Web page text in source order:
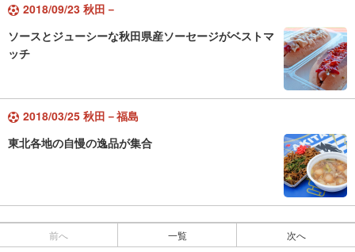
2018/09/23 秋田－
ソースとジューシーな秋田県産ソーセージがベストマ
ッチ
2018/03/25 秋田－福島
東北各地の自慢の逸品が集合
前へ 一覧 次へ